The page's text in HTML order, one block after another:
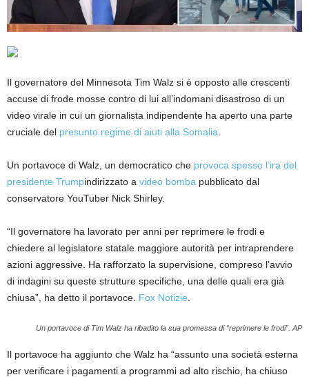
Il governatore del Minnesota Tim Walz si è opposto alle crescenti
accuse di frode mosse contro di lui all’indomani disastroso di un
video virale in cui un giornalista indipendente ha aperto una parte
cruciale del presunto regime di aiuti alla Somalia
Un portavoce di Walz, un democratico che provoca spesso l’ira del
presidente Trumpindirizzato a video bomba pubblicato dal
conservatore YouTuber Nick Shirley.
“Il governatore ha lavorato per anni per reprimere le frodi e
chiedere al legislatore statale maggiore autorità per intraprendere
azioni aggressive. Ha rafforzato la supervisione, compreso l’avvio
di indagini su queste strutture specifiche, una delle quali era già
chiusa”, ha detto il portavoce. Fox Notizie
Un portavoce di Tim Walz ha ribadito la sua promessa di “reprimere le frodi”. AP
Il portavoce ha aggiunto che Walz ha “assunto una società esterna
per verificare i pagamenti a programmi ad alto rischio, ha chiuso